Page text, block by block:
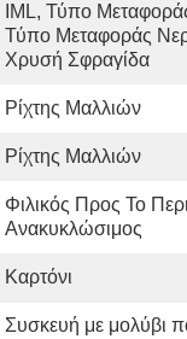
IML, Τύπο
Τύπο Μεταφοράς
Χρυσή Σφραγίδα
Ρίχτης Μαλλιών
Ρίχτης Μαλλιών
Φιλικός Προς Το
Ανακυκλώσιμος
Καρτόνι
Συσκευή με μολύβι